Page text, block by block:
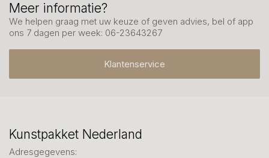
Meer informatie?
We helpen graag met uw keuze of geven advies, bel of app
ons 7 dagen per week: 06-23643267
Klantenservice
Kunstpakket Nederland
Adresgegevens: